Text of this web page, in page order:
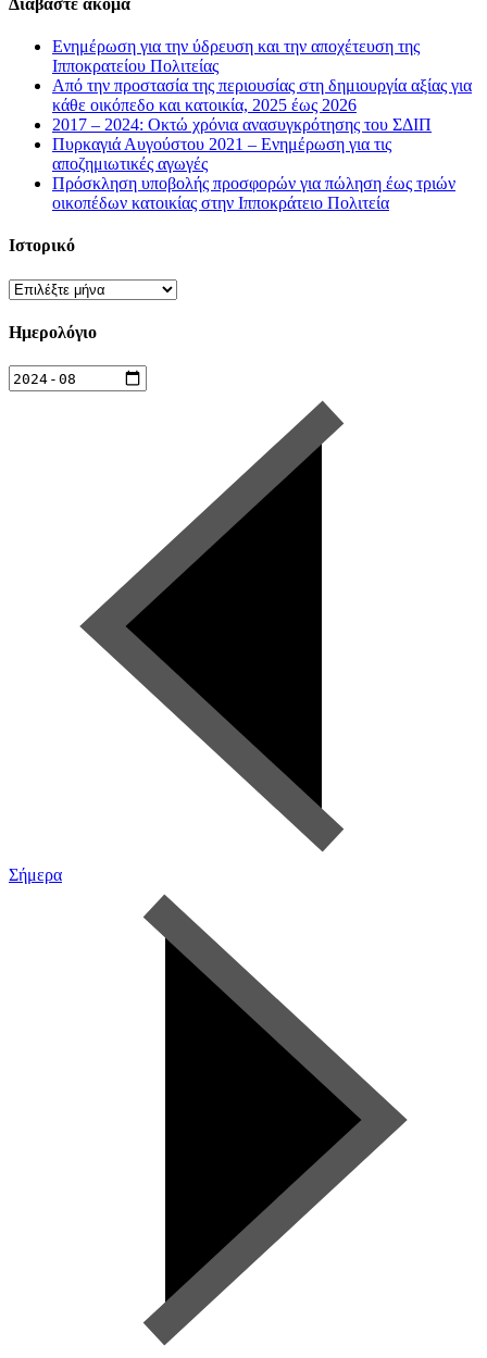
Διαβάστε ακόμα
Ενημέρωση για την ύδρευση και την αποχέτευση της
Ιπποκρατείου Πολιτείας
Από την προστασία της περιουσίας στη δημιουργία αξίας για
κάθε οικόπεδο και κατοικία, 2025 έως 2026
2017 – 2024: Οκτώ χρόνια ανασυγκρότησης του ΣΔΙΠ
Πυρκαγιά Αυγούστου 2021 – Ενημέρωση για τις
αποζημιωτικές αγωγές
Πρόσκληση υποβολής προσφορών για πώληση έως τριών
οικοπέδων κατοικίας στην Ιπποκράτειο Πολιτεία
Ιστορικό
Ιστορικό
Ημερολόγιο
Σήμερα